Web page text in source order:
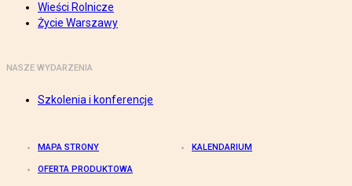
Wieści Rolnicze
Życie Warszawy
NASZE WYDARZENIA
Szkolenia i konferencje
MAPA STRONY KALENDARIUM
OFERTA PRODUKTOWA